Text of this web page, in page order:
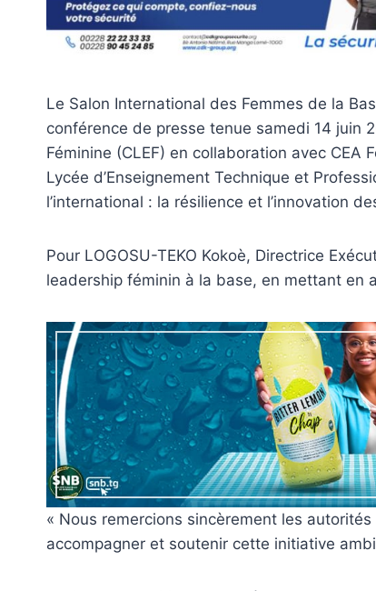
Le Salon International des Femmes de la
conférence de presse tenue samedi 14 juin
Féminine (CLEF) en collaboration avec CEA
Lycée d’Enseignement Technique et
l’international : la résilience et l’innovation
Pour LOGOSU-TEKO Kokoè, Directrice
leadership féminin à la base, en mettant en
« Nous remercions sincèrement les
accompagner et soutenir cette initiative